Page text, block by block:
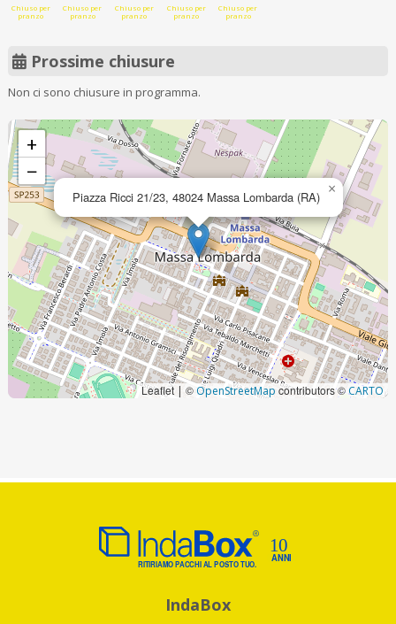
Chiuso per
pranzo
Chiuso per
pranzo
Chiuso per
pranzo
Chiuso per
pranzo
Chiuso per
pranzo
Prossime chiusure
Non ci sono chiusure in programma.
Piazza Ricci 21/23, 48024 Massa Lombarda (RA) ×
+
−
Leaflet | © OpenStreetMap contributors ©CARTO
IndaBox